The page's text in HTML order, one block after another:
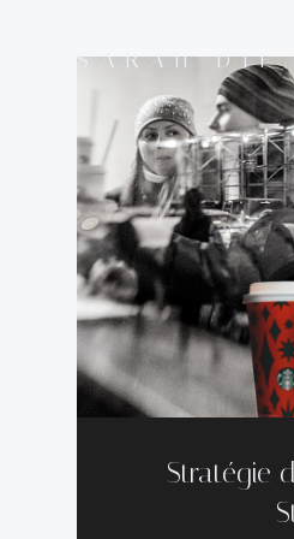
SARAH DIF
Stratégie